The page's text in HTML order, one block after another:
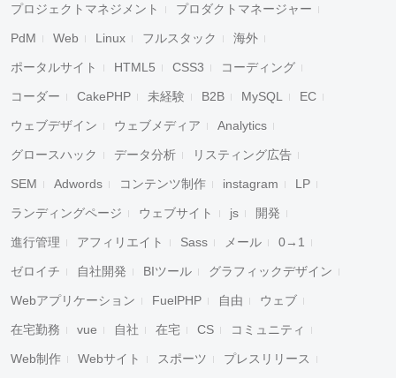
プロジェクトマネジメント プロダクトマネージャー
PdM Web Linux フルスタック 海外
ポータルサイト HTML5 CSS3 コーディング
コーダー CakePHP 未経験 B2B MySQL EC
ウェブデザイン ウェブメディア Analytics
グロースハック データ分析 リスティング広告
SEM Adwords コンテンツ制作 instagram LP
ランディングページ ウェブサイト js 開発
進行管理 アフィリエイト Sass メール 0→1
ゼロイチ 自社開発 BIツール グラフィックデザイン
Webアプリケーション FuelPHP 自由 ウェブ
在宅勤務 vue 自社 在宅 CS コミュニティ
Web制作 Webサイト スポーツ プレスリリース